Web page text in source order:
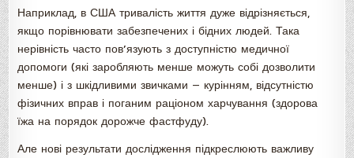
Наприклад, в США тривалість життя дуже відрізняється,
якщо порівнювати забезпечених і бідних людей. Така
нерівність часто пов’язують з доступністю медичної
допомоги (які заробляють менше можуть собі дозволити
менше) і з шкідливими звичками — курінням, відсутністю
фізичних вправ і поганим раціоном харчування (здорова
їжа на порядок дорожче фастфуду).
Але нові результати дослідження підкреслюють важливу